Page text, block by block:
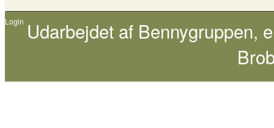
Login Udarbejdet af Bennygruppen,